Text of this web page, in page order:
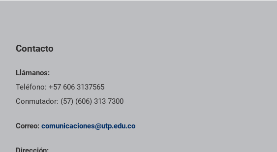
Contacto
Llámanos:
Teléfono: +57 606 3137565
Conmutador: (57) (606) 313 7300
Correo: comunicaciones@utp.edu.co